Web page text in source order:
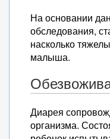
На основании
обследования,
насколько
малыша.
Диарея
организма.